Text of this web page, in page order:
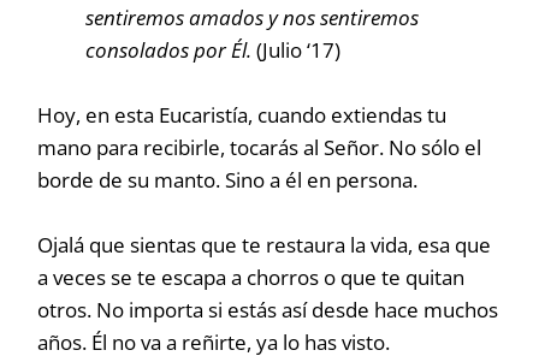
sentiremos amados y nos sentiremos
consolados por Él. (Julio ‘17)
Hoy, en esta Eucaristía, cuando extiendas tu
mano para recibirle, tocarás al Señor. No sólo el
borde de su manto. Sino a él en persona.
Ojalá que sientas que te restaura la vida, esa que
a veces se te escapa a chorros o que te quitan
otros. No importa si estás así desde hace muchos
años. Él no va a reñirte, ya lo has visto.